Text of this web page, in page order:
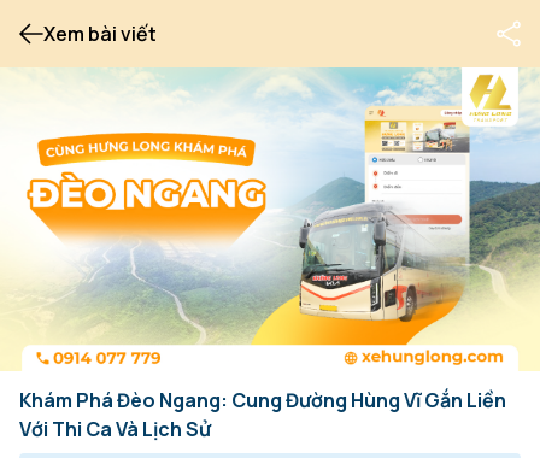
Xem bài viết
Khám Phá Đèo Ngang: Cung Đường Hùng Vĩ Gắn Liền
Với Thi Ca Và Lịch Sử